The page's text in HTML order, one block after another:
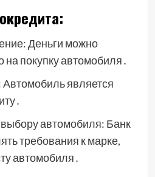
Деньги можно
на покупку автомобиля․
является
автомобиля: Банк
требования к марке,
автомобиля․